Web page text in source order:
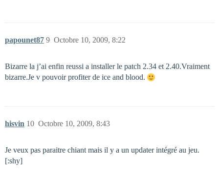
papounet87 Octobre 10, 2009, 8:22
9
Bizarre la j’ai enfin reussi a installer le patch 2.34 et 2.40.Vraiment
bizarre.Je v pouvoir profiter de ice and blood.
hisvin Octobre 10, 2009, 8:43
10
Je veux pas paraitre chiant mais il y a un updater intégré au jeu.
[:shy]